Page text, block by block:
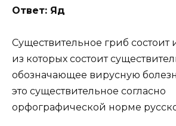
Ответ: Яд
Существительное гриб состоит
из которых состоит
обозначающее вирусную
это существительное согласно
орфографической норме